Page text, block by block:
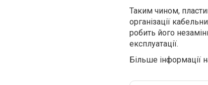
Таким чином,
організації
робить його
експлуатації.
Більше інформації